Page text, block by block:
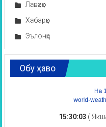
Лавҳаҳо
Хабарҳо
Эълонҳо
Обу ҳаво
На
world-
15:30:04 (